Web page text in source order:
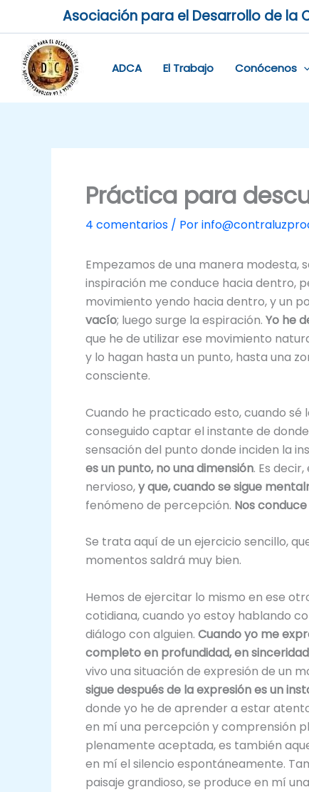
contenido
Asociación para el Desarrollo de la
ADCA El Trabajo Conócenos
Práctica para
4 comentarios / Por
Empezamos de una manera modesta,
inspiración me conduce hacia dentro,
movimiento yendo hacia dentro, y un
vacío; luego surge la espiración. Yo he
que he de utilizar ese movimiento
y lo hagan hasta un punto, hasta una
consciente.
Cuando he practicado esto, cuando
conseguido captar el instante de
sensación del punto donde inciden la
es un punto, no una dimensión. Es
nervioso,y que, cuando se sigue
fenómeno de percepción. Nos
Se trata aquí de un ejercicio sencillo,
momentos saldrá muy bien.
Hemos de ejercitar lo mismo en ese
cotidiana, cuando yo estoy hablando
diálogo con alguien. Cuando yo me
completo en profundidad, en
vivo una situación de expresión de un
sigue después de la expresión es un
donde yo he de aprender a estar
en mí una percepción y comprensión
plenamente aceptada, es también
en mí el silencio espontáneamente.
paisaje grandioso, se produce en mí